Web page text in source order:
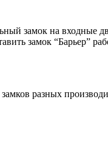
замок на входные
замок “Барьер”
разных